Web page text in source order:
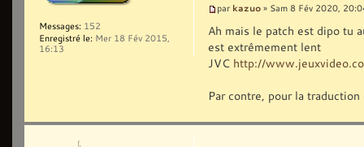
par kazuo » Sam 8 Fév 2020,
Ah mais le patch est dipo tu
est extrêmement lent
JVC http://
Par contre, pour la
Messages: 152
Enregistré le: Mer 18 Fév 2015,
16:13